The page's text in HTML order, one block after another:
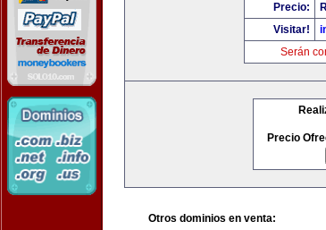
Precio:
Visitar!
Serán
Precio
Otros dominios en venta: